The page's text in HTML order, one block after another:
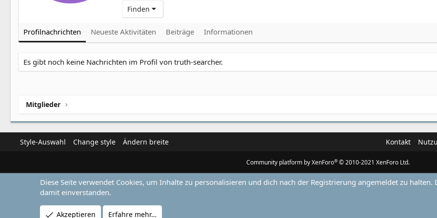
Finden
Profilnachrichten Neueste Aktivitäten Beiträge Informationen
Es gibt noch keine Nachrichten im Profil von truth-searcher.
Mitglieder
Style-Auswahl Change style Ändern breite Kontakt
Community platform by XenForo® © 2010-2021 XenForo Ltd.
Diese Seite verwendet Cookies, um Inhalte zu personalisieren und dich nach der Registrierung angemeldet zu
damit einverstanden.
Akzeptieren Erfahre mehr…